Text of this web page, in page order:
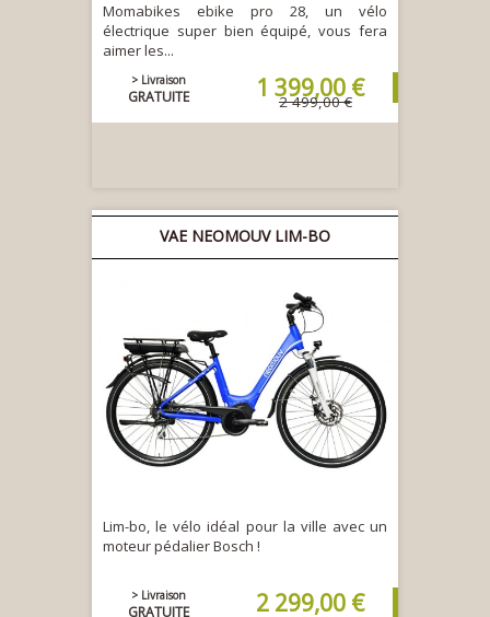
Momabikes ebike pro 28, un vélo
électrique super bien équipé, vous fera
aimer les...
> Livraison
GRATUITE 1 399,00 €
2 499,00 €
VAE NEOMOUV LIM-BO
Lim-bo, le vélo idéal pour la ville avec un
moteur pédalier Bosch !
> Livraison
GRATUITE 2 299,00 €